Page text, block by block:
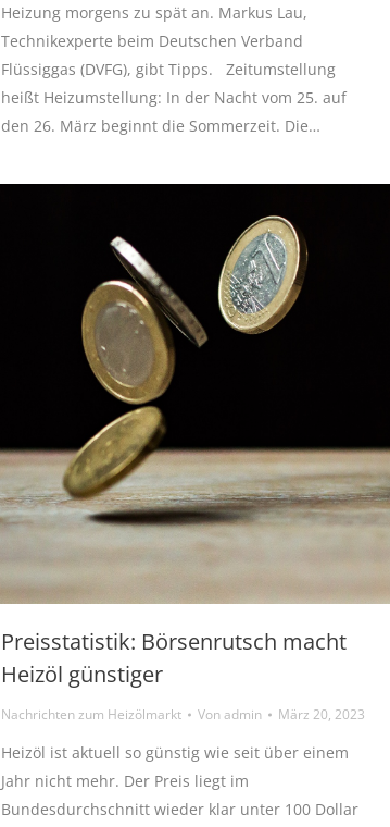
Heizung morgens zu spät an. Markus Lau,
Technikexperte beim Deutschen Verband
Flüssiggas (DVFG), gibt Tipps. Zeitumstellung
heißt Heizumstellung: In der Nacht vom 25. auf
den 26. März beginnt die Sommerzeit. Die…
Preisstatistik: Börsenrutsch macht
Heizöl günstiger
Nachrichten zum Heizölmarkt Vonadmin März 20, 2023
Heizöl ist aktuell so günstig wie seit über einem
Jahr nicht mehr. Der Preis liegt im
Bundesdurchschnitt wieder klar unter 100 Dollar